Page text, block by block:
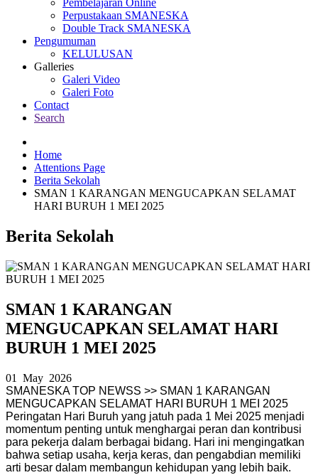
Pembelajaran Online
Perpustakaan SMANESKA
Double Track SMANESKA
Pengumuman
KELULUSAN
Galleries
Galeri Video
Galeri Foto
Contact
Search
Home
Attentions Page
Berita Sekolah
SMAN 1 KARANGAN MENGUCAPKAN SELAMAT
HARI BURUH 1 MEI 2025
Berita Sekolah
SMAN 1 KARANGAN
MENGUCAPKAN SELAMAT HARI
BURUH 1 MEI 2025
01 May 2026
SMANESKA TOP NEWSS >> SMAN 1 KARANGAN
MENGUCAPKAN SELAMAT HARI BURUH 1 MEI 2025
Peringatan Hari Buruh yang jatuh pada 1 Mei 2025 menjadi
momentum penting untuk menghargai peran dan kontribusi
para pekerja dalam berbagai bidang. Hari ini mengingatkan
bahwa setiap usaha, kerja keras, dan pengabdian memiliki
arti besar dalam membangun kehidupan yang lebih baik.